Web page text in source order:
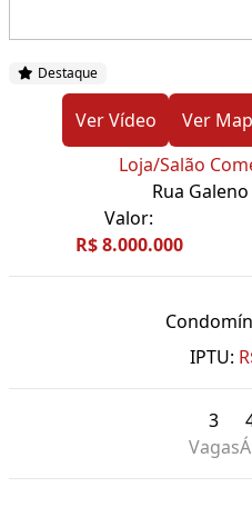
Destaque
Ver Vídeo
Ver
Loja/Salão
Rua
Valor:
R$ 8.000.000
IPTU:
3
Vagas